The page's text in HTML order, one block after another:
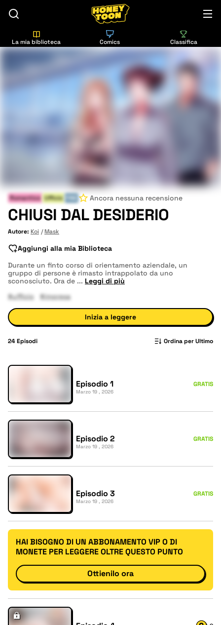
La mia biblioteca Comics Classifica
Romantico Ufficio Ancora nessuna recensione
CHIUSI DAL DESIDERIO
Autore: Koi Mask
Aggiungi alla mia Biblioteca
Durante un finto corso di orientamento aziendale, un
gruppo di persone è rimasto intrappolato da uno
sconosciuto. Ora de ... Leggi di più
#ufficio
#impresa
Inizia a leggere
24Episodi Ordina per Ultimo
Episodio 1
Marzo 19 , 2026
GRATIS
Episodio 2
Marzo 19 , 2026
GRATIS
Episodio 3
Marzo 19 , 2026
GRATIS
HAI BISOGNO DI UN ABBONAMENTO VIP O DI
MONETE PER LEGGERE OLTRE QUESTO PUNTO
Ottienilo ora